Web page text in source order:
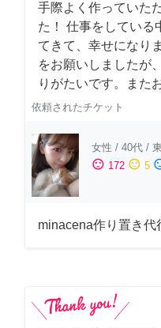
手際よく作っていた
た！ 仕事をしている
てきて、幸せになり
をお願いしましたが
りがたいです。また
依頼されたチケット
女性 / 40代 /
sentiment_satisfied 172 sentiment_neutral 5
minacena作り置き